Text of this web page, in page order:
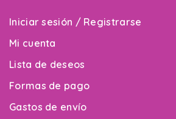
Iniciar sesión / Registrarse
Mi cuenta
Lista de deseos
Formas de pago
Gastos de envío